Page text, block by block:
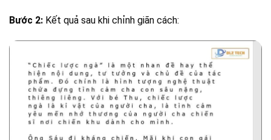
Bước 2: Kết quả sau khi chỉnh giãn cách: